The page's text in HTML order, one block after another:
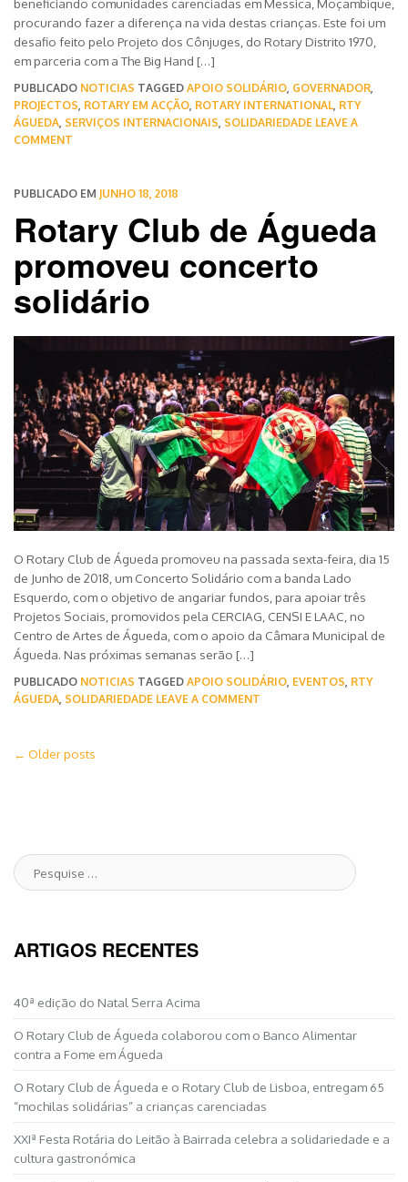
procurando fazer a diferença na vida destas crianças. Este foi um
desafio feito pelo Projeto dos Cônjuges, do Rotary Distrito 1970,
em parceria com a The Big Hand […]
PUBLICADO NOTICIAS TAGGED APOIO SOLIDÁRIO GOVERNADOR
PROJECTOS ROTARY EM ACÇÃO ROTARY INTERNATIONAL RTY
ÁGUEDA SERVIÇOS INTERNACIONAIS SOLIDARIEDADE LEAVE A
COMMENT
PUBLICADO EM JUNHO 18, 2018
Rotary Club de Águeda
promoveu concerto
solidário
O Rotary Club de Águeda promoveu na passada sexta-feira, dia 15
de Junho de 2018, um Concerto Solidário com a banda Lado
Esquerdo, com o objetivo de angariar fundos, para apoiar três
Projetos Sociais, promovidos pela CERCIAG, CENSI E LAAC, no
Centro de Artes de Águeda, com o apoio da Câmara Municipal de
Águeda. Nas próximas semanas serão […]
PUBLICADO NOTICIAS TAGGED APOIO SOLIDÁRIO, EVENTOS, RTY
ÁGUEDA, SOLIDARIEDADE LEAVE A COMMENT
Post
← Older posts
Pesquise
por:
ARTIGOS RECENTES
40ª edição do Natal Serra Acima
O Rotary Club de Águeda colaborou com o Banco Alimentar
contra a Fome em Águeda
O Rotary Club de Águeda e o Rotary Club de Lisboa, entregam 65
“mochilas solidárias” a crianças carenciadas
XXIª Festa Rotária do Leitão à Bairrada celebra a solidariedade e a
cultura gastronómica